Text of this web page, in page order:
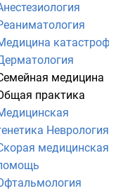
катастроф
медицина
практика
Неврология
медицинская